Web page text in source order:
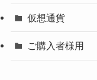
仮想通貨
ご購入者様用